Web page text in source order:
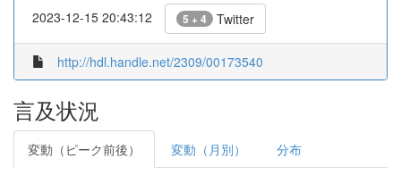
2023-12-15 20:43:12 5 + 4 Twitter
http://hdl.handle.net/2309/00173540
言及状況
変動（ピーク前後） 変動（月別） 分布